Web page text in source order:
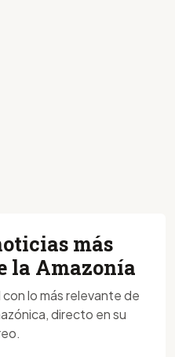
más
la Amazonía
lo más relevante de
directo en su